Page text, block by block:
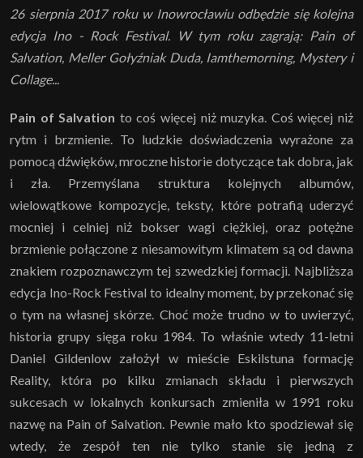
26 sierpnia 2017 roku w Inowrocławiu odbędzie się kolejna
edycja Ino - Rock Festival. W tym roku zagrają: Pain of
Salvation, Meller Gołyźniak Duda, Iamthemorning, Mystery i
Collage...
Pain of Salvation to coś więcej niż muzyka. Coś więcej niż
rytm i brzmienie. To ludzkie doświadczenia wyrażone za
pomocą dźwięków, mroczne historie dotyczące tak dobra, jak
i zła. Przemyślana struktura kolejnych albumów,
wielowątkowe kompozycje, teksty, które potrafią uderzyć
mocniej i celniej niż bokser wagi ciężkiej, oraz potężne
brzmienie połączone z niesamowitym klimatem są od dawna
znakiem rozpoznawczym tej szwedzkiej formacji. Najbliższa
edycja Ino-Rock Festival to idealny moment, by przekonać się
o tym na własnej skórze. Choć może trudno w to uwierzyć,
historia grupy sięga roku 1984. To właśnie wtedy 11-letni
Daniel Gildenlow założył w mieście Eskilstuna formację
Reality, która po kilku zmianach składu i pierwszych
sukcesach w lokalnych konkursach zmieniła w 1991 roku
nazwę na Pain of Salvation. Pewnie mało kto spodziewał się
wtedy, że zespół ten nie tylko stanie się jedną z